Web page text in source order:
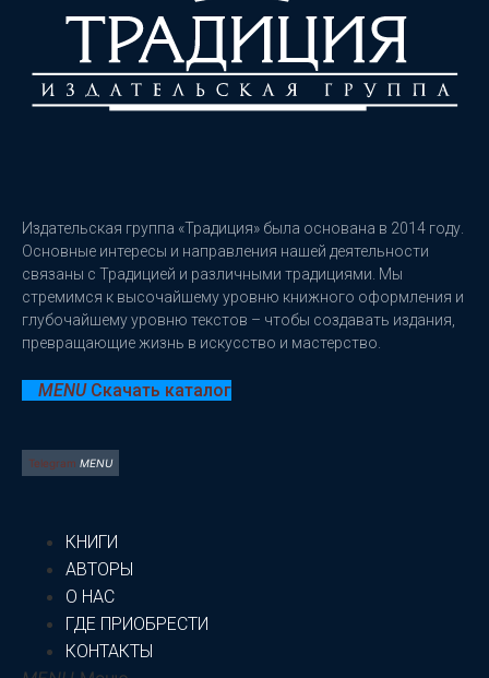
Издательская группа «Традиция» была основана в 2014 году.
Основные интересы и направления нашей деятельности
связаны с Традицией и различными традициями. Мы
стремимся к высочайшему уровню книжного оформления и
глубочайшему уровню текстов – чтобы создавать издания,
превращающие жизнь в искусство и мастерство.
Скачать каталог
Telegram
КНИГИ
АВТОРЫ
О НАС
ГДЕ ПРИОБРЕСТИ
КОНТАКТЫ